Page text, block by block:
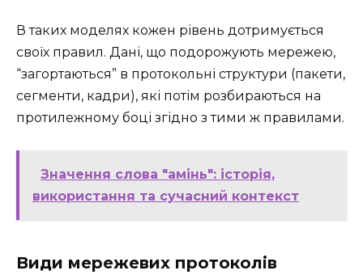
В таких моделях кожен рівень дотримується
своїх правил. Дані, що подорожують мережею,
“загортаються” в протокольні структури (пакети,
сегменти, кадри), які потім розбираються на
протилежному боці згідно з тими ж правилами.
Значення слова "амінь": історія,
використання та сучасний контекст
Види мережевих протоколів